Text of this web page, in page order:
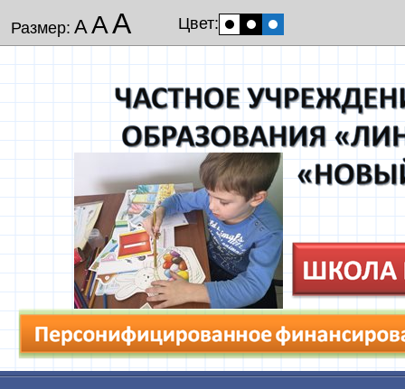
Размер: ААА Цвет: